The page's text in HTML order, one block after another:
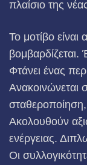
πλαίσιο της
Το μοτίβο
Φτάνει ένας
Ανακοινώνεται
Ακολουθούν
ενέργειας.
Οι